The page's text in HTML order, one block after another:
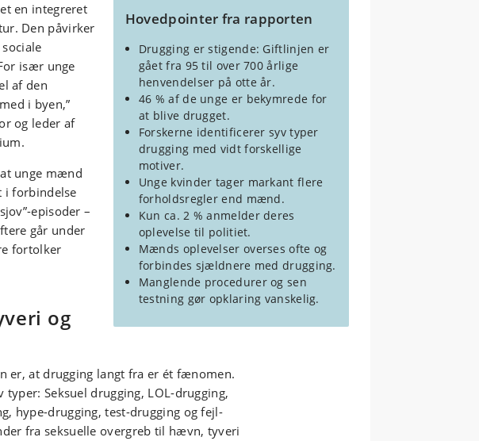
Hovedpointer fra rapporten
Drugging er stigende: Giftlinjen er
gået fra 95 til over 700 årlige
henvendelser på otte år.
46 % af de unge er bekymrede for
at blive drugget.
Forskerne identificerer syv typer
drugging med vidt forskellige
motiver.
Unge kvinder tager markant flere
forholdsregler end mænd.
Kun ca. 2 % anmelder deres
oplevelse til politiet.
Mænds oplevelser overses ofte og
forbindes sjældnere med drugging.
Manglende procedurer og sen
testning gør opklaring vanskelig.
en integreret
Den påvirker
især unge
af den
i byen,”
og leder af
unge mænd
i forbindelse
episoder –
går under
fortolker
og
er, at drugging langt fra er ét fænomen.
Seksuel drugging, LOL-drugging,
hype-drugging, test-drugging og fejl-
fra seksuelle overgreb til hævn, tyveri